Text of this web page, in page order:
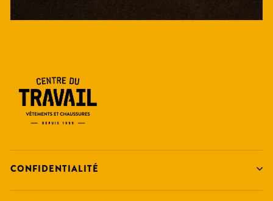
CONFIDENTIALITÉ